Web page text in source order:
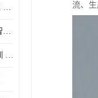
质量管理实验设备解决方案 徐州质量管理实训 _京创智业
数字孪生虚拟生产线 北京智能制造仿真应用
精细化 中山新零售物流实训 数字化赋能
流、